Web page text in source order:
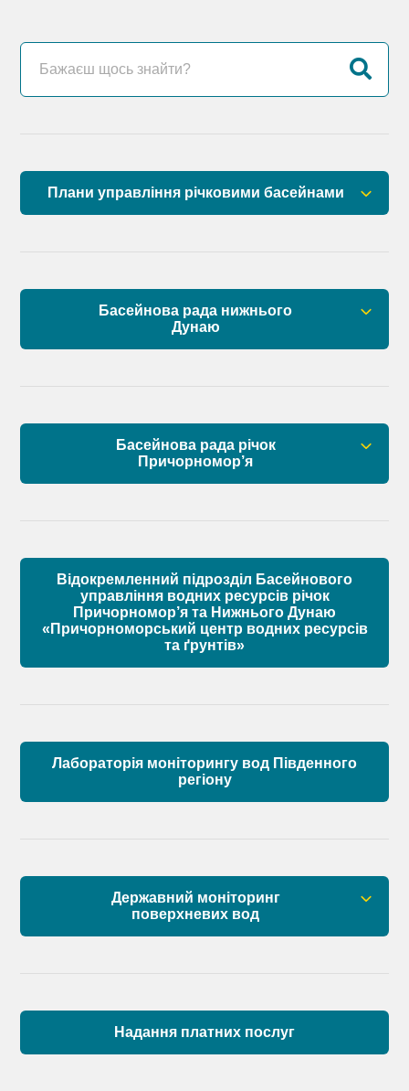
Плани управління річковими басейнами
Басейнова рада нижнього
Дунаю
Склад Басейнової ради нижнього Дунаю
Басейнова рада річок
Причорномор’я
Склад Басейнової ради річок Причорномор’я
Матеріали
Відокремленний підрозділ Басейнового
управління водних ресурсів річок
Причорномор’я та Нижнього Дунаю
«Причорноморський центр водних ресурсів
та ґрунтів»
Лабораторія моніторингу вод Південного
регіону
Державний моніторинг
поверхневих вод
Надання платних послуг